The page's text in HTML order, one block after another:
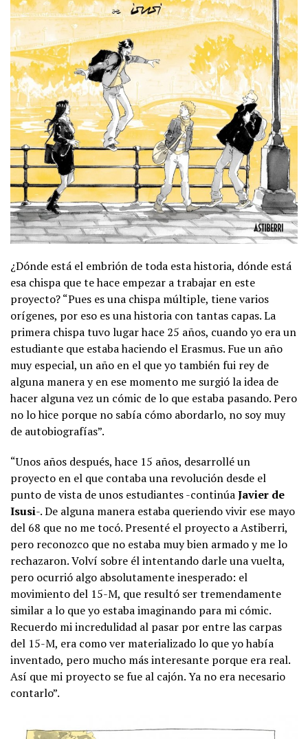
¿Dónde está el embrión de toda esta historia, dónde está
esa chispa que te hace empezar a trabajar en este
proyecto? “Pues es una chispa múltiple, tiene varios
orígenes, por eso es una historia con tantas capas. La
primera chispa tuvo lugar hace 25 años, cuando yo era un
estudiante que estaba haciendo el Erasmus. Fue un año
muy especial, un año en el que yo también fui rey de
alguna manera y en ese momento me surgió la idea de
hacer alguna vez un cómic de lo que estaba pasando. Pero
no lo hice porque no sabía cómo abordarlo, no soy muy
de autobiografías”.
“Unos años después, hace 15 años, desarrollé un
proyecto en el que contaba una revolución desde el
punto de vista de unos estudiantes -continúaJavier de
Isusi-. De alguna manera estaba queriendo vivir ese mayo
del 68 que no me tocó. Presenté el proyecto a Astiberri,
pero reconozco que no estaba muy bien armado y me lo
rechazaron. Volví sobre él intentando darle una vuelta,
pero ocurrió algo absolutamente inesperado: el
movimiento del 15-M, que resultó ser tremendamente
similar a lo que yo estaba imaginando para mi cómic.
Recuerdo mi incredulidad al pasar por entre las carpas
del 15-M, era como ver materializado lo que yo había
inventado, pero mucho más interesante porque era real.
Así que mi proyecto se fue al cajón. Ya no era necesario
contarlo”.